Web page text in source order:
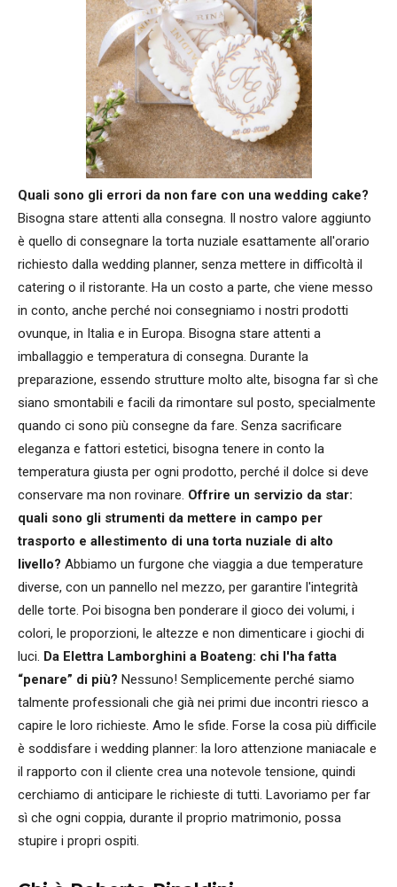
Quali sono gli errori da non fare con una wedding cake?
Bisogna stare attenti alla consegna. Il nostro valore aggiunto
è quello di consegnare la torta nuziale esattamente all'orario
richiesto dalla wedding planner, senza mettere in difficoltà il
catering o il ristorante. Ha un costo a parte, che viene messo
in conto, anche perché noi consegniamo i nostri prodotti
ovunque, in Italia e in Europa. Bisogna stare attenti a
imballaggio e temperatura di consegna. Durante la
preparazione, essendo strutture molto alte, bisogna far sì che
siano smontabili e facili da rimontare sul posto, specialmente
quando ci sono più consegne da fare. Senza sacrificare
eleganza e fattori estetici, bisogna tenere in conto la
temperatura giusta per ogni prodotto, perché il dolce si deve
conservare ma non rovinare. Offrire un servizio da star:
quali sono gli strumenti da mettere in campo per
trasporto e allestimento di una torta nuziale di alto
livello? Abbiamo un furgone che viaggia a due temperature
diverse, con un pannello nel mezzo, per garantire l'integrità
delle torte. Poi bisogna ben ponderare il gioco dei volumi, i
colori, le proporzioni, le altezze e non dimenticare i giochi di
luci. Da Elettra Lamborghini a Boateng: chi l'ha fatta
“penare” di più? Nessuno! Semplicemente perché siamo
talmente professionali che già nei primi due incontri riesco a
capire le loro richieste. Amo le sfide. Forse la cosa più difficile
è soddisfare i wedding planner: la loro attenzione maniacale e
il rapporto con il cliente crea una notevole tensione, quindi
cerchiamo di anticipare le richieste di tutti. Lavoriamo per far
sì che ogni coppia, durante il proprio matrimonio, possa
stupire i propri ospiti.